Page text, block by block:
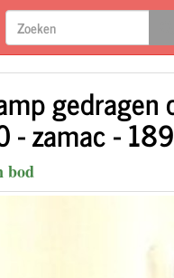
gedragen
- zamac -
bod